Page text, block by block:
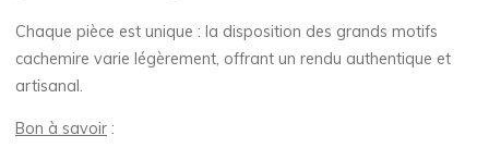
Chaque pièce est unique : la disposition des grands motifs
cachemire varie légèrement, offrant un rendu authentique et
artisanal.
Bon à savoir :